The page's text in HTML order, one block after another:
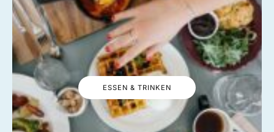
ESSEN & TRINKEN